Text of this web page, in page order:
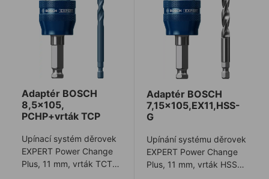
Adaptér BOSCH
8,5x105,
PCHP+vrták TCP
Upínací systém děrovek
EXPERT Power Change
Plus, 11 mm, vrták TCT
Adaptér BOSCH
7,15x105,EX11,HSS-
G
Upínání systému děrovek
EXPERT Power Change
Plus, 11 mm, vrták HSS-G